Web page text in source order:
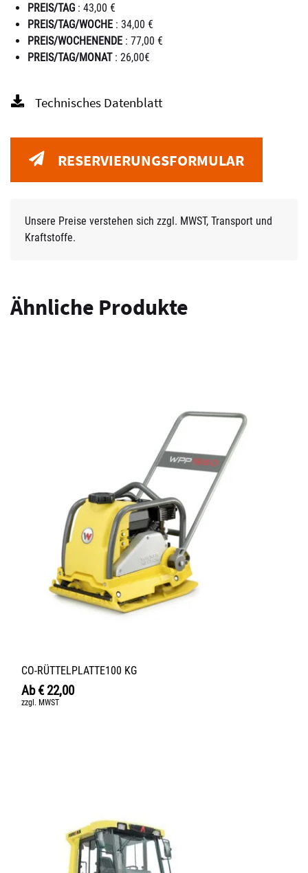
PREIS/TAG : 43,00 €
PREIS/TAG/WOCHE : 34,00 €
PREIS/WOCHENENDE : 77,00 €
PREIS/TAG/MONAT: 26,00€
Technisches Datenblatt
RESERVIERUNGSFORMULAR
Unsere Preise verstehen sich zzgl. MWST, Transport und
Kraftstoffe.
Ähnliche Produkte
CO-RÜTTELPLATTE100 KG
Ab€22,00
zzgl. MWST